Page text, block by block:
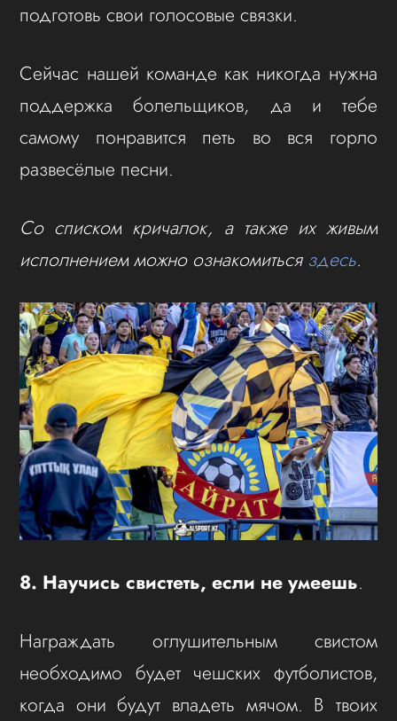
подготовь свои голосовые связки.
Сейчас нашей команде как никогда нужна
поддержка болельщиков, да и тебе
самому понравится петь во вся горло
развесёлые песни.
Со списком кричалок, а также их живым
исполнением можно ознакомиться здесь.
8. Научись свистеть, если не умеешь.
Награждать оглушительным свистом
необходимо будет чешских футболистов,
когда они будут владеть мячом. В твоих